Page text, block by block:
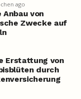
ago
von
Zwecke auf
Erstattung von
durch